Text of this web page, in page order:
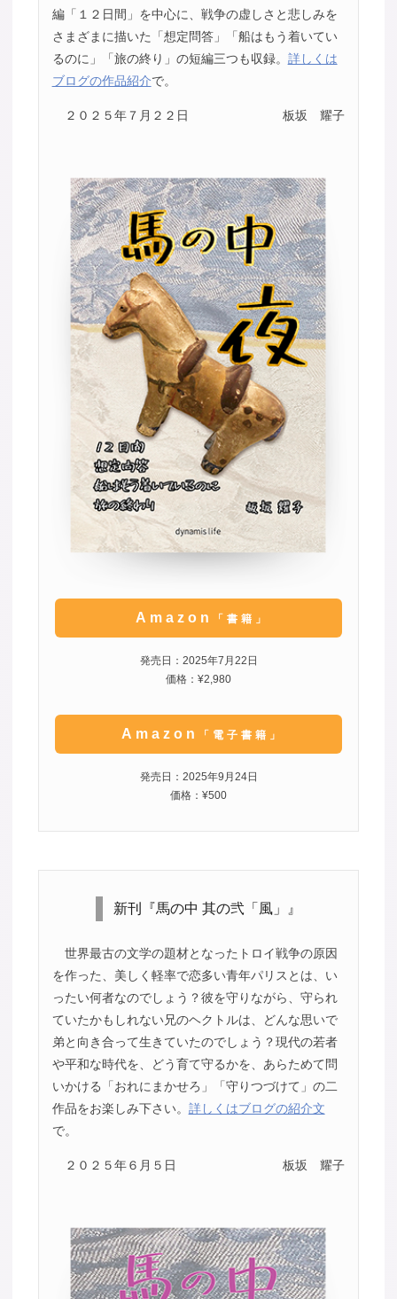
編「１２日間」を中心に、戦争の虚しさと悲しみを
さまざまに描いた「想定問答」「船はもう着いてい
るのに」「旅の終り」の短編三つも収録。 詳しくは
ブログの作品紹介で。
２０２５年７月２２日 板坂 耀子
Amazon 「書籍」
発売日：2025年7月22日
価格：¥2,980
Amazon 「電子書籍」
発売日：2025年9月24日
価格：¥500
新刊『馬の中 其の弐「風」』
世界最古の文学の題材となったトロイ戦争の原因
を作った、美しく軽率で恋多い青年パリスとは、い
ったい何者なのでしょう？彼を守りながら、守られ
ていたかもしれない兄のヘクトルは、どんな思いで
弟と向き合って生きていたのでしょう？現代の若者
や平和な時代を、どう育て守るかを、あらためて問
いかける「おれにまかせろ」「守りつづけて」の二
作品をお楽しみ下さい。 詳しくはブログの紹介文
で。
２０２５年６月５日 板坂 耀子